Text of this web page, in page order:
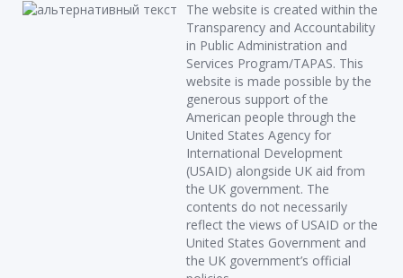
The website is created within the
Transparency and Accountability
in Public Administration and
Services Program/TAPAS. This
website is made possible by the
generous support of the
American people through the
United States Agency for
International Development
(USAID) alongside UK aid from
the UK government. The
contents do not necessarily
reflect the views of USAID or the
United States Government and
the UK government’s official